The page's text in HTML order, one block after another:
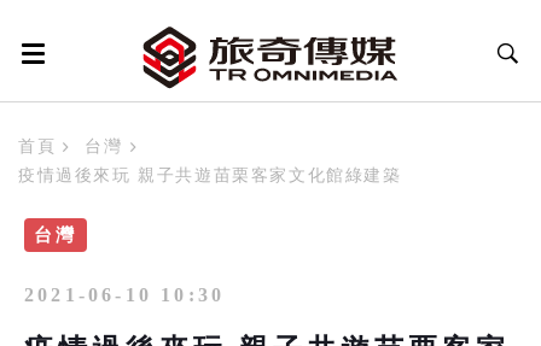
首頁
台灣
疫情過後來玩 親子共遊苗栗客家文化館綠建築
台灣
2021-06-10 10:30